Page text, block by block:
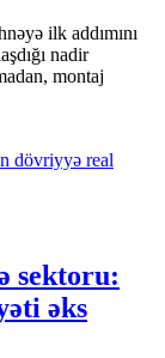
ilk addımını
nadir
montaj
sektoru:
əks